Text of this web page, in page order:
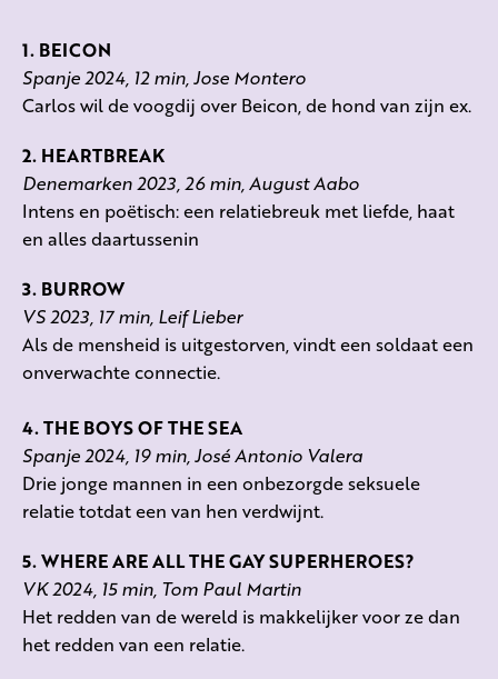
1. BEICON
Spanje 2024, 12 min, Jose Montero
Carlos wil de voogdij over Beicon, de hond van zijn ex.
2. HEARTBREAK
Denemarken 2023, 26 min, August Aabo
Intens en poëtisch: een relatiebreuk met liefde, haat
en alles daartussenin
3. BURROW
VS 2023, 17 min, Leif Lieber
Als de mensheid is uitgestorven, vindt een soldaat een
onverwachte connectie.
4. THE BOYS OF THE SEA
Spanje 2024, 19 min, José Antonio Valera
Drie jonge mannen in een onbezorgde seksuele
relatie totdat een van hen verdwijnt.
5. WHERE ARE ALL THE GAY SUPERHEROES?
VK 2024, 15 min, Tom Paul Martin
Het redden van de wereld is makkelijker voor ze dan
het redden van een relatie.